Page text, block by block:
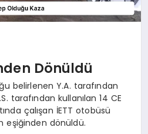
Dönüldü
belirlenen Y.A. tarafından
tarafından kullanılan 14 CE
çalışan İETT otobüsü
eşiğinden dönüldü.